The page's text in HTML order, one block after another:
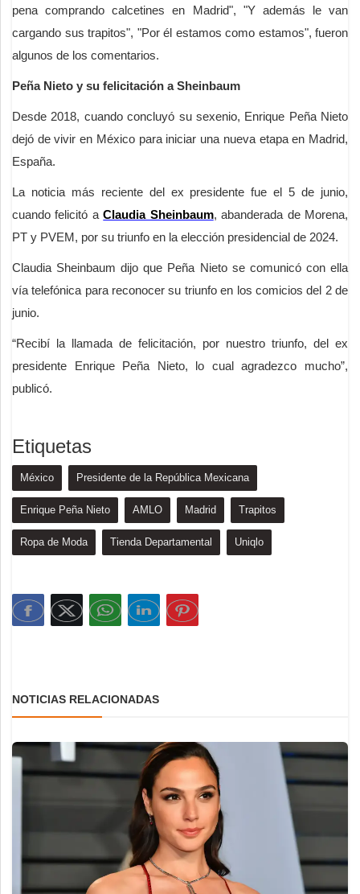
pena comprando calcetines en Madrid", "Y además le van
cargando sus trapitos", "Por él estamos como estamos", fueron
algunos de los comentarios.
Peña Nieto y su felicitación a Sheinbaum
Desde 2018, cuando concluyó su sexenio, Enrique Peña Nieto
dejó de vivir en México para iniciar una nueva etapa en Madrid,
España.
La noticia más reciente del ex presidente fue el 5 de junio,
cuando felicitó aClaudia Sheinbaum, abanderada de Morena,
PT y PVEM, por su triunfo en la elección presidencial de 2024.
Claudia Sheinbaum dijo que Peña Nieto se comunicó con ella
vía telefónica para reconocer su triunfo en los comicios del 2 de
junio.
“Recibí la llamada de felicitación, por nuestro triunfo, del ex
presidente Enrique Peña Nieto, lo cual agradezco mucho”,
publicó.
Etiquetas
México Presidente de la República Mexicana
Enrique Peña Nieto AMLO Madrid Trapitos
Ropa de Moda Tienda Departamental Uniqlo
NOTICIAS RELACIONADAS